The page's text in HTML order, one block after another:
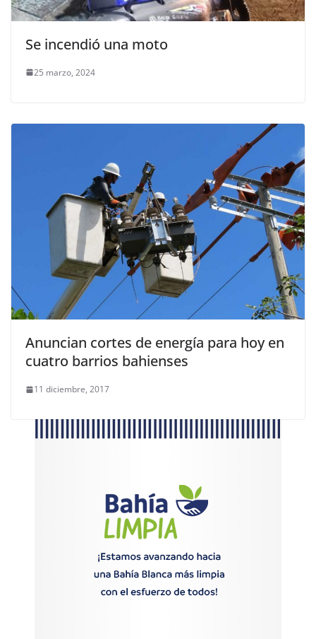
Se incendió una moto
25 marzo, 2024
Anuncian cortes de energía para hoy en
cuatro barrios bahienses
11 diciembre, 2017